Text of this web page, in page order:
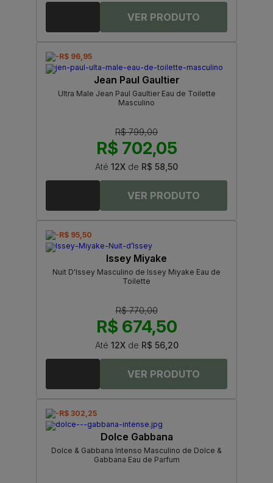
-R$ 96,95
Jean Paul Gaultier
Ultra Male Jean Paul Gaultier Eau de Toilette
Masculino
R$ 799,00
R$ 702,05
Até 12X de R$ 58,50
-R$ 95,50
Issey Miyake
Nuit D'Issey Masculino de Issey Miyake Eau de
Toilette
R$ 770,00
R$ 674,50
Até 12Xde R$ 56,20
-R$ 302,25
Dolce Gabbana
Dolce & Gabbana Intenso Masculino de Dolce &
Gabbana Eau de Parfum